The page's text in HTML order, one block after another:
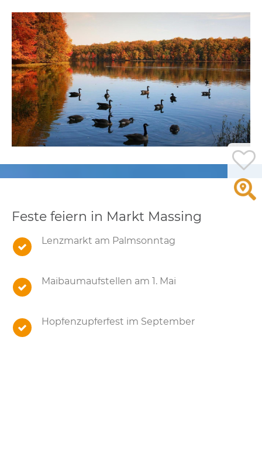
Feste feiern in Markt Massing
Lenzmarkt am Palmsonntag
Maibaumaufstellen am 1. Mai
Hopfenzupferfest im September